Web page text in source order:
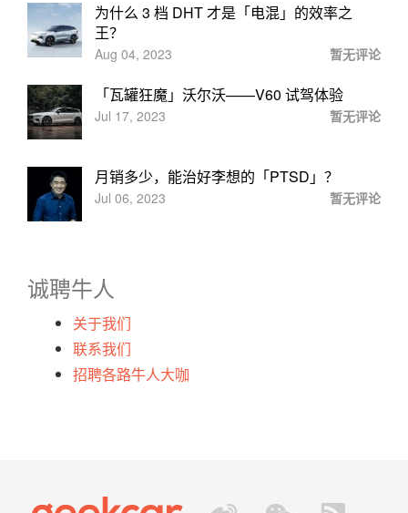
为什么 3 档 DHT 才是「电混」的效率之
王？
Aug 04, 2023 暂无评论
「瓦罐狂魔」沃尔沃——V60 试驾体验
Jul 17, 2023 暂无评论
月销多少，能治好李想的「PTSD」？
Jul 06, 2023 暂无评论
诚聘牛人
关于我们
联系我们
招聘各路牛人大咖